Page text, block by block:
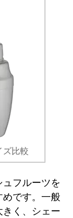
比較
フルーツを
です。一般
く、シェー